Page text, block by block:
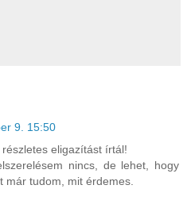
9. 15:50
eligazítást írtál!
nincs, de lehet, hogy
már tudom, mit érdemes.